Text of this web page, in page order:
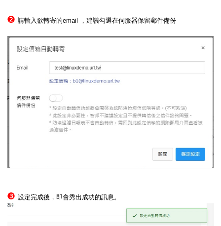
❷ 請輸入欲轉寄的email ，建議勾選在伺服器保留郵件備份
❸ 設定完成後，即會秀出成功的訊息。